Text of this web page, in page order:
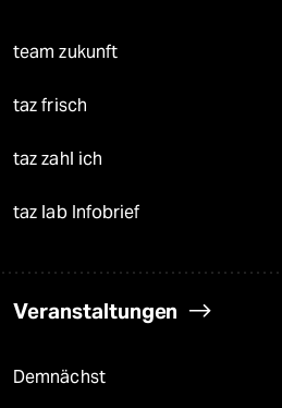
team zukunft
taz frisch
taz zahl ich
taz lab Infobrief
Veranstaltungen
Demnächst